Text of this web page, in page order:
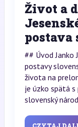
Život a
## Úvod Janko
postavy
života na
je úzko spätá s
slovenský